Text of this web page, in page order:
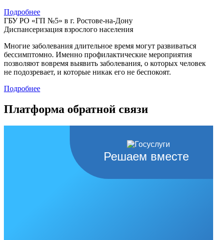
Подробнее
ГБУ РО «ГП №5» в г. Ростове-на-Дону
Диспансеризация взрослого населения
Многие заболевания длительное время могут развиваться
бессимптомно. Именно профилактические мероприятия
позволяют вовремя выявить заболевания, о которых человек
не подозревает, и которые никак его не беспокоят.
Подробнее
Платформа обратной связи
Решаем вместе